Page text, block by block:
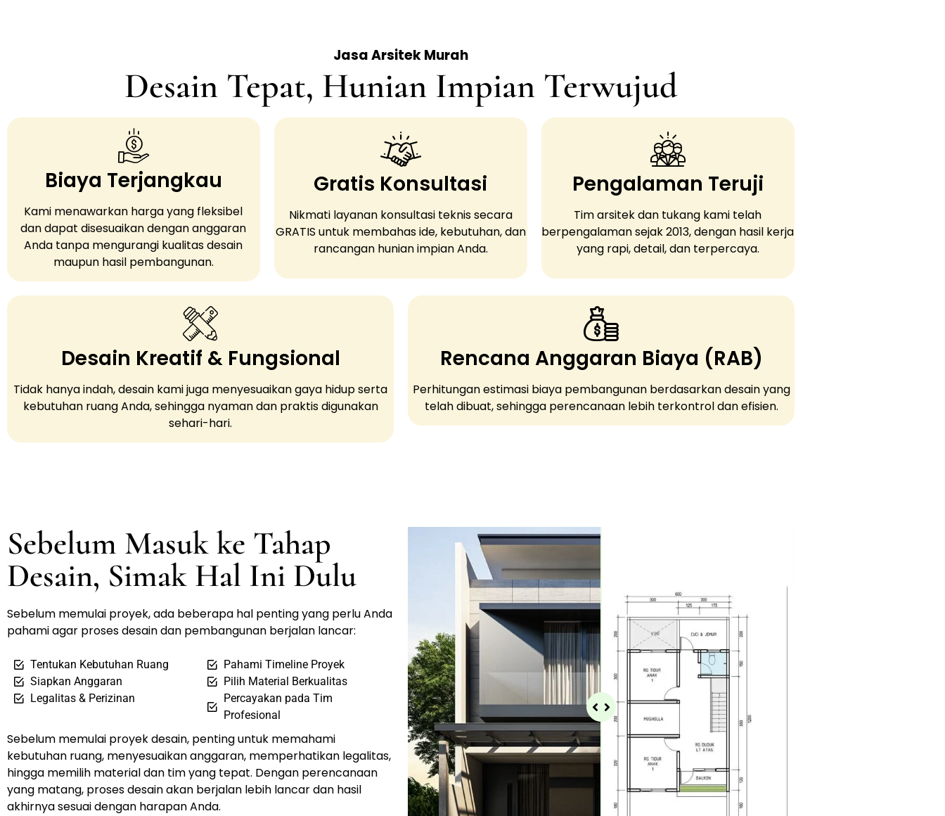
Jasa Arsitek Murah
Desain Tepat, Hunian Impian Terwujud​
Biaya Terjangkau
Kami menawarkan harga yang fleksibel
dan dapat disesuaikan dengan anggaran
Anda tanpa mengurangi kualitas desain
maupun hasil pembangunan.
Gratis Konsultasi
Nikmati layanan konsultasi teknis secara
GRATIS untuk membahas ide, kebutuhan, dan
rancangan hunian impian Anda.
Pengalaman Teruji
Tim arsitek dan tukang kami telah
berpengalaman sejak 2013, dengan hasil kerja
yang rapi, detail, dan terpercaya.
Desain Kreatif & Fungsional
Tidak hanya indah, desain kami juga menyesuaikan gaya hidup serta
kebutuhan ruang Anda, sehingga nyaman dan praktis digunakan
sehari-hari.
Rencana Anggaran Biaya (RAB)
Perhitungan estimasi biaya pembangunan berdasarkan desain yang
telah dibuat, sehingga perencanaan lebih terkontrol dan efisien.
Sebelum Masuk ke Tahap
Desain, Simak Hal Ini Dulu​
Sebelum memulai proyek, ada beberapa hal penting yang perlu Anda
pahami agar proses desain dan pembangunan berjalan lancar:
Tentukan Kebutuhan Ruang
Siapkan Anggaran
Legalitas & Perizinan
Pahami Timeline Proyek
Pilih Material Berkualitas
Percayakan pada Tim
Profesional
Sebelum memulai proyek desain, penting untuk memahami
kebutuhan ruang, menyesuaikan anggaran, memperhatikan legalitas,
hingga memilih material dan tim yang tepat. Dengan perencanaan
yang matang, proses desain akan berjalan lebih lancar dan hasil
akhirnya sesuai dengan harapan Anda.